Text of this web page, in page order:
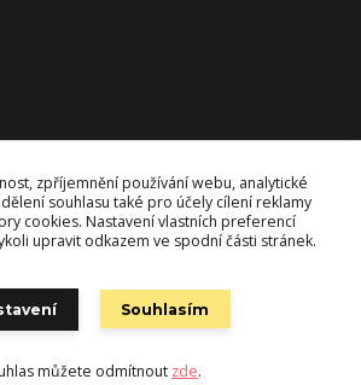
na Eshop-rychle.cz
zpříjemnění používání webu, analytické
souhlasu také pro účely cílení reklamy
cookies. Nastavení vlastních preferencí
upravit odkazem ve spodní části stránek.
Souhlasím
můžete odmítnout zde.